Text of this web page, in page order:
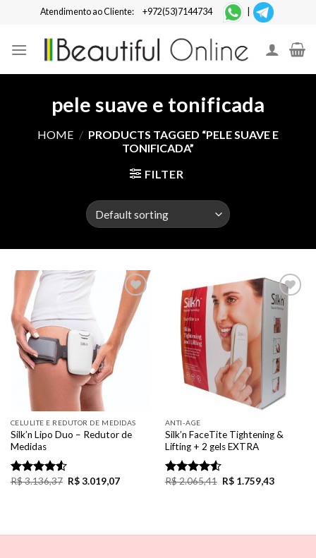
content
Atendimento ao Cliente: +972(53)7144734
pele suave e tonificada
HOME / PRODUCTS TAGGED “PELE SUAVE E
TONIFICADA”
FILTER
Add to
Wishlist
CELULITE E REDUTOR DE MEDIDAS
Silk’n Lipo Duo – Redutor de
Medidas
Rated
R$3.136,37 R$3.019,07
Add to
Wishlist
ANTI-AGE
Silk’n FaceTite Tightening &
Lifting + 2 gels EXTRA
Rated
R$2.065,41 R$1.759,43